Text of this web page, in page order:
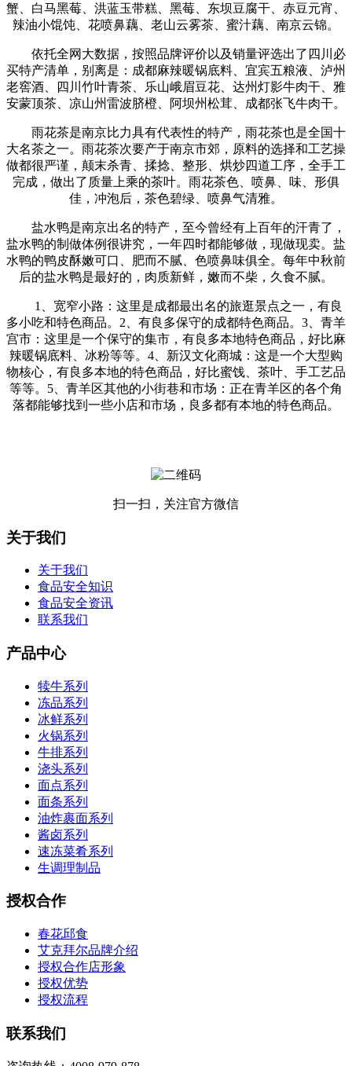
蟹、白马黑莓、洪蓝玉带糕、黑莓、东坝豆腐干、赤豆元宵、
辣油小馄饨、花喷鼻藕、老山云雾茶、蜜汁藕、南京云锦。
依托全网大数据，按照品牌评价以及销量评选出了四川必
买特产清单，别离是：成都麻辣暖锅底料、宜宾五粮液、泸州
老窖酒、四川竹叶青茶、乐山峨眉豆花、达州灯影牛肉干、雅
安蒙顶茶、凉山州雷波脐橙、阿坝州松茸、成都张飞牛肉干。
雨花茶是南京比力具有代表性的特产，雨花茶也是全国十
大名茶之一。雨花茶次要产于南京市郊，原料的选择和工艺操
做都很严谨，颠末杀青、揉捻、整形、烘炒四道工序，全手工
完成，做出了质量上乘的茶叶。雨花茶色、喷鼻、味、形俱
佳，冲泡后，茶色碧绿、喷鼻气清雅。
盐水鸭是南京出名的特产，至今曾经有上百年的汗青了，
盐水鸭的制做体例很讲究，一年四时都能够做，现做现卖。盐
水鸭的鸭皮酥嫩可口、肥而不腻、色喷鼻味俱全。每年中秋前
后的盐水鸭是最好的，肉质新鲜，嫩而不柴，久食不腻。
1、宽窄小路：这里是成都最出名的旅逛景点之一，有良
多小吃和特色商品。2、有良多保守的成都特色商品。3、青羊
宫市：这里是一个保守的集市，有良多本地特色商品，好比麻
辣暖锅底料、冰粉等等。4、新汉文化商城：这是一个大型购
物核心，有良多本地的特色商品，好比蜜饯、茶叶、手工艺品
等等。5、青羊区其他的小街巷和市场：正在青羊区的各个角
落都能够找到一些小店和市场，良多都有本地的特色商品。
扫一扫，关注官方微信
关于我们
关于我们
食品安全知识
食品安全资讯
联系我们
产品中心
犊牛系列
冻品系列
冰鲜系列
火锅系列
牛排系列
浇头系列
面点系列
面条系列
油炸裹面系列
酱卤系列
速冻菜肴系列
生调理制品
授权合作
春花邱食
艾克拜尔品牌介绍
授权合作店形象
授权优势
授权流程
联系我们